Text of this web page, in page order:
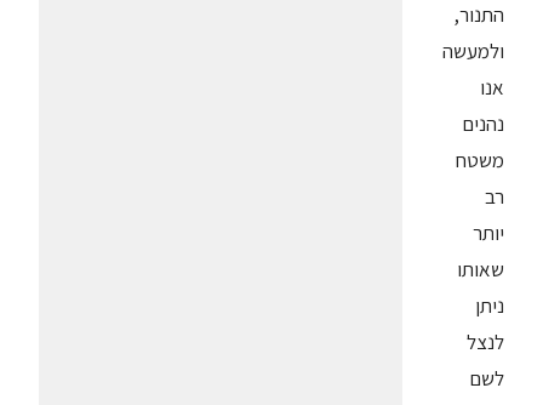
התנור,
ולמעשה
אנו
נהנים
משטח
רב
יותר
שאותו
ניתן
לנצל
לשם